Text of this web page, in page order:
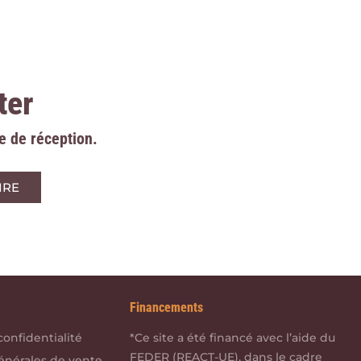
de réception.
Financements
*Ce site a été financé avec l’aide du
FEDER (REACT-UE), dans le cadre